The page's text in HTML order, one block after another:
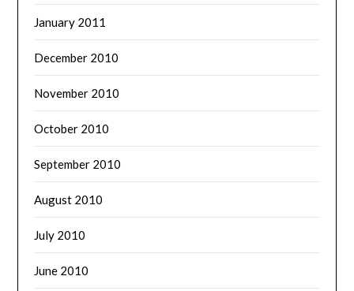
January 2011
December 2010
November 2010
October 2010
September 2010
August 2010
July 2010
June 2010